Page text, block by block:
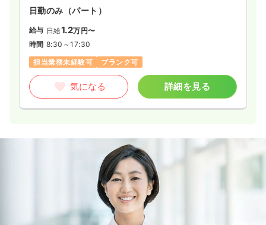
日勤のみ（パート）
給与 日給1.2万円〜
時間 8:30～17:30
担当業務未経験可
ブランク可
気になる 詳細を見る